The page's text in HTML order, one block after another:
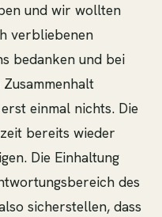
und wir wollten
verbliebenen
bedanken und bei
einmal nichts. Die
bereits wieder
Die Einhaltung
des
sicherstellen, dass